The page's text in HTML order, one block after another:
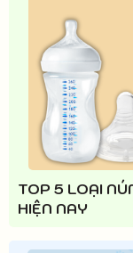
TOP 5 LOẠI
HIỆN NAY